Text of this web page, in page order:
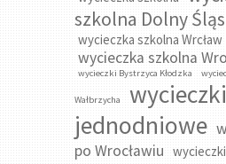
szkolna Dolny
wycieczka szkolna Wrcław
wycieczka szkolna
wycieczki Bystrzyca Kłodzka
Wałbrzycha
wycieczki
jednodniowe
po Wrocławiu